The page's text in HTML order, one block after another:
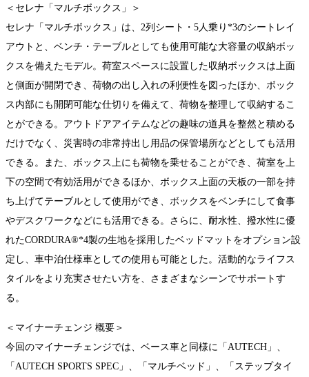
＜セレナ「マルチボックス」＞
セレナ「マルチボックス」は、2列シート・5人乗り*3のシートレイ
アウトと、ベンチ・テーブルとしても使用可能な大容量の収納ボッ
クスを備えたモデル。荷室スペースに設置した収納ボックスは上面
と側面が開閉でき、荷物の出し入れの利便性を図ったほか、ボック
ス内部にも開閉可能な仕切りを備えて、荷物を整理して収納するこ
とができる。アウトドアアイテムなどの趣味の道具を整然と積める
だけでなく、災害時の非常持出し用品の保管場所などとしても活用
できる。また、ボックス上にも荷物を乗せることができ、荷室を上
下の空間で有効活用ができるほか、ボックス上面の天板の一部を持
ち上げてテーブルとして使用ができ、ボックスをベンチにして食事
やデスクワークなどにも活用できる。さらに、耐水性、撥水性に優
れたCORDURA®*4製の生地を採用したベッドマットをオプション設
定し、車中泊仕様車としての使用も可能とした。活動的なライフス
タイルをより充実させたい方を、さまざまなシーンでサポートす
る。
＜マイナーチェンジ 概要＞
今回のマイナーチェンジでは、ベース車と同様に「AUTECH」、
「AUTECH SPORTS SPEC」、「マルチベッド」、「ステップタイ